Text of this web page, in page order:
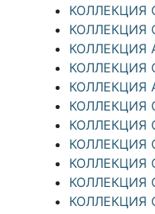
КОЛЛЕКЦИЯ
КОЛЛЕКЦИЯ
КОЛЛЕКЦИЯ
КОЛЛЕКЦИЯ
КОЛЛЕКЦИЯ
КОЛЛЕКЦИЯ
КОЛЛЕКЦИЯ
КОЛЛЕКЦИЯ
КОЛЛЕКЦИЯ
КОЛЛЕКЦИЯ
КОЛЛЕКЦИЯ